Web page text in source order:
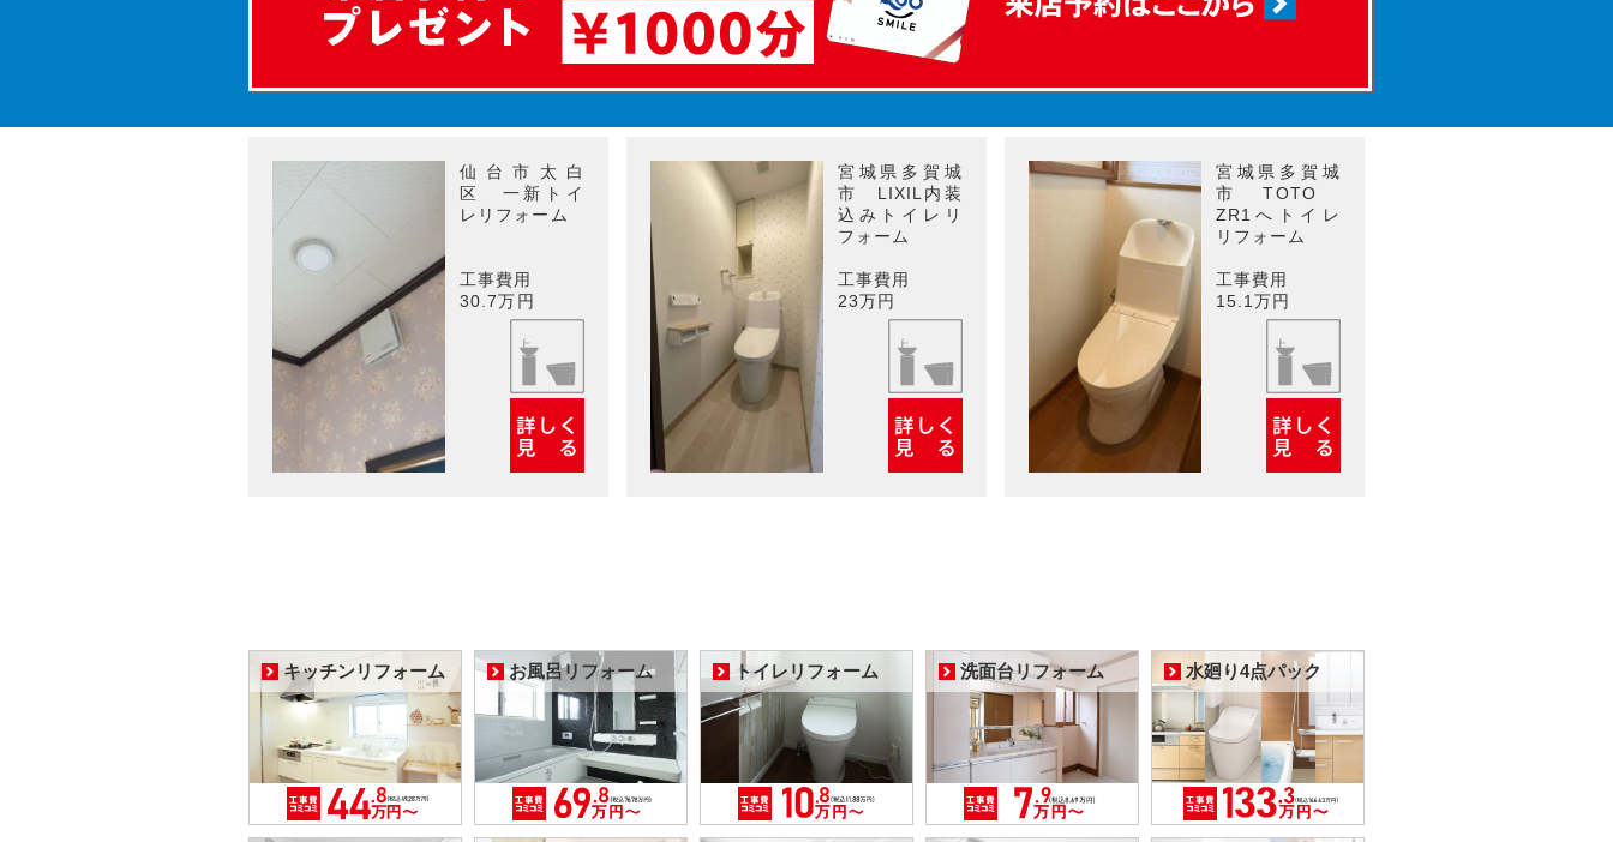
仙台市太白
区 一新トイ
レリフォーム
工事費用
30.7万円
宮城県多賀城
市 LIXIL内装
込みトイレリ
フォーム
工事費用
23万円
宮城県多賀城
市 TOTO
ZR1へトイレ
リフォーム
工事費用
15.1万円
キッチンリフォーム お風呂リフォーム トイレリフォーム 洗面台リフォーム 水廻り4点パック